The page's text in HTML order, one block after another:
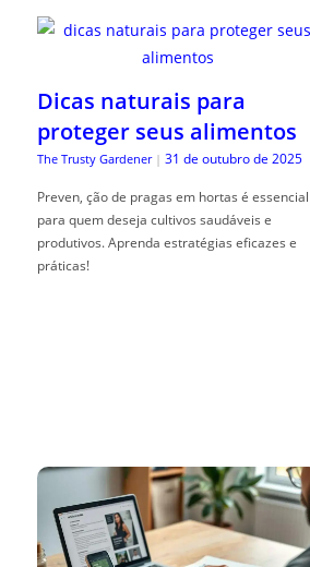
Dicas naturais para
proteger seus alimentos
The Trusty Gardener | 31 de outubro de 2025
Preven, ção de pragas em hortas é essencial
para quem deseja cultivos saudáveis e
produtivos. Aprenda estratégias eficazes e
práticas!